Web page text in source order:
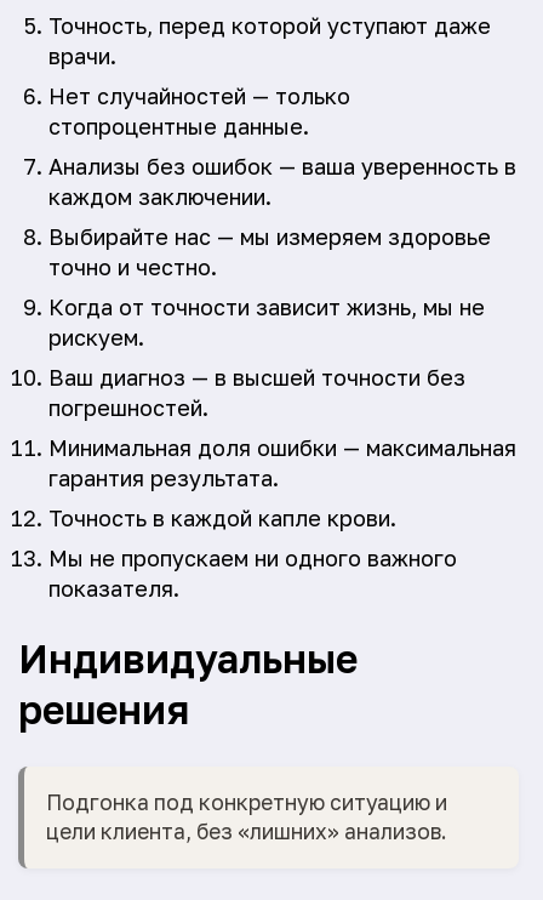
Точность, перед которой уступают даже
врачи.
Нет случайностей — только
стопроцентные данные.
Анализы без ошибок — ваша уверенность в
каждом заключении.
Выбирайте нас — мы измеряем здоровье
точно и честно.
Когда от точности зависит жизнь, мы не
рискуем.
Ваш диагноз — в высшей точности без
погрешностей.
Минимальная доля ошибки — максимальная
гарантия результата.
Точность в каждой капле крови.
Мы не пропускаем ни одного важного
показателя.
Индивидуальные
решения
Подгонка под конкретную ситуацию и
цели клиента, без «лишних» анализов.